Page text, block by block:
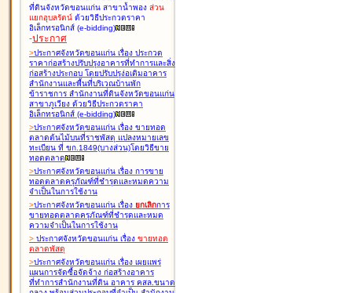
ที่ดินจังหวัดขอนแก่น สาขาน้ำพอง ส่วน
แยกอุบลรัตน์ ด้วยวิธีประกวดราคา
อิเล็กทรอนิกส์ (e-bidding)
-ประกาศ
>ประกาศจังหวัดขอนแก่น เรื่อง ประกวด
ราคาก่อสร้างปรับปรุงอาคารที่ทำการและสิ่ง
ก่อสร้างประกอบ โดยปรับปรุง่อเติมอาคาร
สำนักงานและพื้นที่บริเวณบ้านพัก
ข้าราชการ สำนักงานที่ดินจังหวัดขอนแก่น
สาขาภูเวียง ด้วยวิธีประกวดราคา
อิเล็กทรอนิกส์ (e-bidding)
>ประกาศจังหวัดขอนแก่น เรื่อง ขายทอด
ตลาดต้นไม้บนที่ราชพัสดุ แปลงหมายเลข
ทะเบียน ที่ ขก.1849(บางส่วน)โดยวิธีขาย
ทอดตลาด
>ประกาศจังหวัดขอนแก่น เรื่อง การขาย
ทอดตลาดครุภัณฑ์ที่ชำรุดและหมดความ
จำเป็นในการใช้งาน
>ประกาศจังหวัดขอนแก่น เรื่อง ยกเลิกการ
ขายทอดตลาดครุภัณฑ์ที่ชำรุดและหมด
ความจำเป็นในการใช้งาน
> ประกาศจังหวัดขอนแก่น เรื่อง ขายทอด
ตลาดพัสดุ
>ประกาศจังหวัดขอนแก่น เรื่อง เผยแพร่
แผนการจัดซื้อจัดจ้าง ก่อสร้างอาคาร
ที่ทำการสำนักงานที่ดิน อาคาร คสล.ขนาด